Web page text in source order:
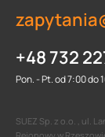
+48 732
Pon. - Pt. od 7:00 do
SUEZ Sp. z o.o. , ul.